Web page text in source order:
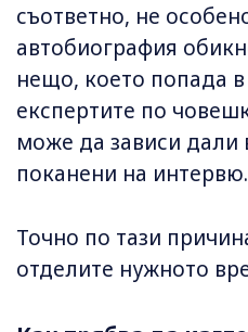
съответно, не
автобиография
нещо, което попада
експертите по
може да зависи
поканени на интервю.
Точно по тази
отделите нужното